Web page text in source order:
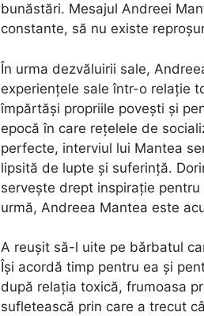
bunăstări. Mesajul Andreei
constante, să nu existe
În urma dezvăluirii sale,
experiențele sale într-o relație
împărtăși propriile povești și
epocă în care rețelele de
perfecte, interviul lui Mantea
lipsită de lupte și suferință.
servește drept inspirație
urmă, Andreea Mantea este
A reușit să-l uite pe bărbatul
Își acordă timp pentru ea și
după relația toxică, frumoasa
sufletească prin care a trecut